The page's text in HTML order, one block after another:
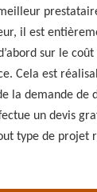
il est
sur le
Cela est
la demande de
un devis
type de projet